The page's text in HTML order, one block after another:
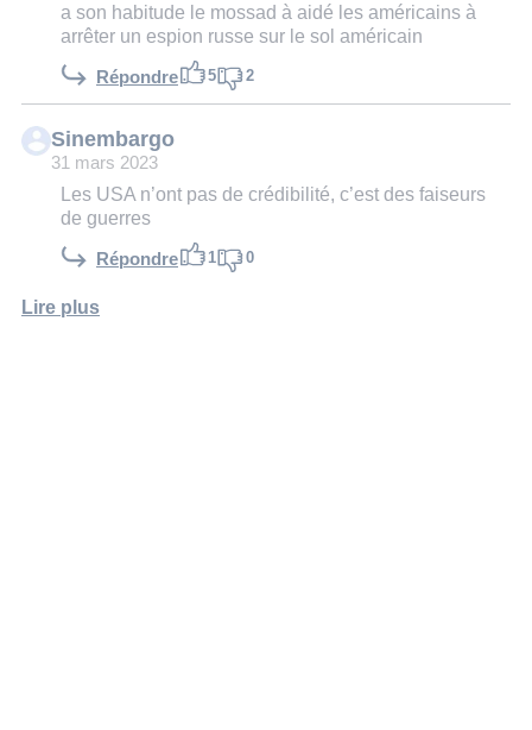
a son habitude le mossad à aidé les américains à
arrêter un espion russe sur le sol américain
Répondre 5 2
Sinembargo
31 mars 2023
Les USA n’ont pas de crédibilité, c’est des faiseurs
de guerres
Répondre 1 0
Lire plus